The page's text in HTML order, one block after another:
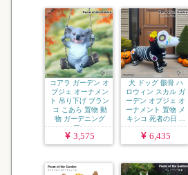
コアラ ガーデン オ
ブジェ オーナメン
ト 吊り下げ ブラン
コ こあら 置物 動
物 ガーデニング
フ...
3,575
犬 ドッグ 骸骨 ハ
ロウィン スカル ガ
ーデン オブジェ オ
ーナメント 置物 メ
キシコ 死者の日 ...
6,435